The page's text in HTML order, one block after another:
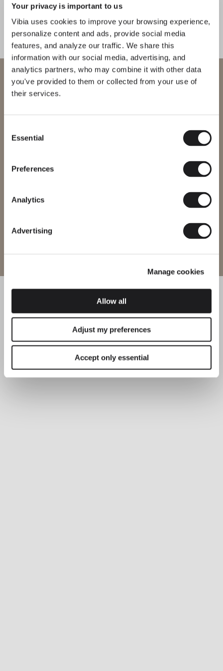
Your privacy is important to us
Vibia uses cookies to improve your browsing experience,
personalize content and ads, provide social media
features, and analyze our traffic. We share this
information with our social media, advertising, and
analytics partners, who may combine it with other data
you've provided to them or collected from your use of
their services.
Selection
Essential
Preferences
Analytics
Advertising
Manage cookies
Allow all
Adjust my preferences
Accept only essential
Willkommen bei Vibia
Sie versuchen, auf unser
Bitte wählen Sie die richtige Website für Ihre Region, um
sicherzustellen, dass alle verfügbaren Produkte den lokalen
einige Produkte möglicherweise nicht in jeder Region verfügbar
Region ändern